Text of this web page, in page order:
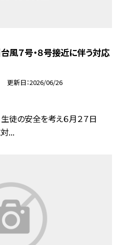
台風７号・８号接近に伴う対応
更新日 2026/06/26
徒の安全を考え６月２７日
...